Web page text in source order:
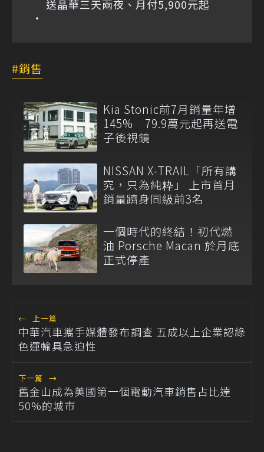
送晶華三天兩夜、月付5,900元起
銷售
Kia Stonic前7月銷量年增
145% 79.9萬元起再送電
子後視鏡
NISSAN X-TRAIL「所有講
究，只為純粋」 上市首月
銷量躋身同級前3名
一個時代的終結！初代燃
油 Porsche Macan 於月底
正式停產
← 上一篇
中華汽車攜手媒體發布調查 五成以上企業認綠
色運輸具急迫性
下一篇 →
舊金山成為美國第一個電動汽車銷售占比達
50%的城市